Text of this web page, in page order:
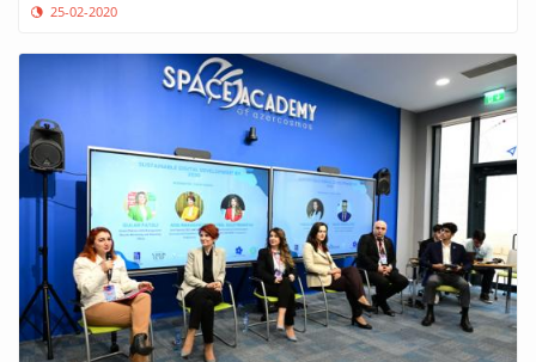
25-02-2020